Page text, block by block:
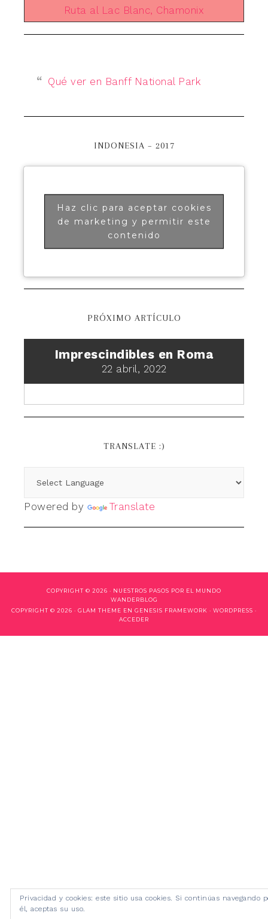
Ruta al Lac Blanc, Chamonix
Qué ver en Banff National Park
INDONESIA – 2017
Haz clic para aceptar cookies
de marketing y permitir este
contenido
PRÓXIMO ARTÍCULO
Imprescindibles en Roma
22 abril, 2022
TRANSLATE :)
Powered by Translate
COPYRIGHT © 2026 · NUESTROS PASOS POR EL MUNDO
WANDERBLOG
COPYRIGHT © 2026 · GLAM THEME EN GENESIS FRAMEWORK · WORDPRESS ·
ACCEDER
Privacidad y cookies: este sitio usa cookies. Si continúas navegando
él, aceptas su uso.